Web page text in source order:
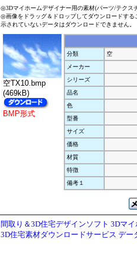
◎3Dマイホームデザイナー用の素材(パーツ/テクス
◎画像をドラッグ＆ドロップしてダウンロードす
示されていないデータはダウンロードできません。
空TX10.bmp
(469kB)
BMP形式
分類
空
メーカー
シリーズ
品名
色
型番
サイズ
価格
材質
特徴
備考１
間取り＆3D住宅デザインソフト 3Dマ
3D住宅素材ダウンロードサービス デー